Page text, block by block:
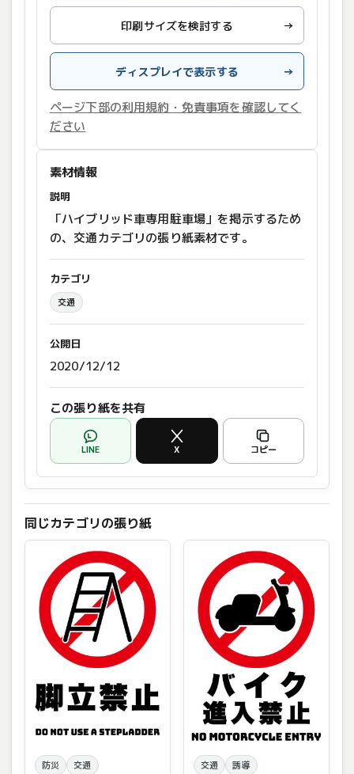
印刷サイズを検討する →
ディスプレイで表示する →
ページ下部の利用規約・免責事項を確認してく
ださい
素材情報
説明
「ハイブリッド車専用駐車場」を掲示するため
の、交通カテゴリの張り紙素材です。
カテゴリ
交通
公開日
2020/12/12
この張り紙を共有
LINE X コピー
同じカテゴリの張り紙
防災 交通 交通 誘導